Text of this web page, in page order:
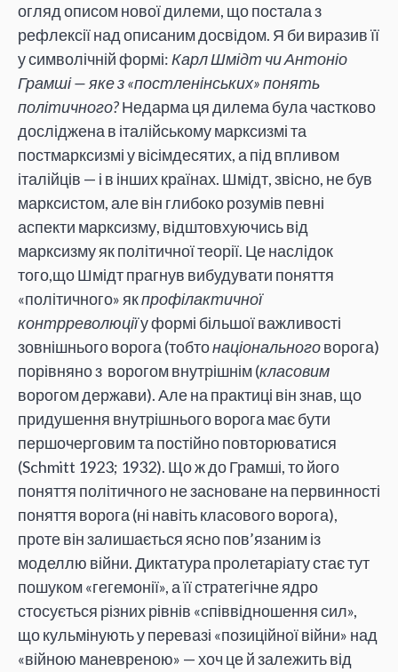
огляд описом нової дилеми, що постала з
рефлексії над описаним досвідом. Я би виразив її
у символічній формі:Карл Шмідт чи Антоніо
Грамші — яке з «постленінських» понять
політичного?Недарма ця дилема була частково
досліджена в італійському марксизмі та
постмарксизмі у вісімдесятих, а під впливом
італійців — і в інших країнах. Шмідт, звісно, не був
марксистом, але він глибоко розумів певні
аспекти марксизму, відштовхуючись від
марксизму як політичної теорії. Це наслідок
того,що Шмідт прагнув вибудувати поняття
«політичного» якпрофілактичної
контрреволюціїу формі більшої важливості
зовнішнього ворога (тобтонаціональноговорога)
порівняно з ворогом внутрішнім (класовим
ворогом держави). Але на практиці він знав, що
придушення внутрішнього ворога має бути
першочерговим та постійно повторюватися
(Schmitt 1923; 1932). Що ж до Грамші, то його
поняття політичного не засноване на первинності
поняття ворога (ні навіть класового ворога),
проте він залишається ясно пов’язаним із
моделлю війни. Диктатура пролетаріату стає тут
пошуком «гегемонії», а її стратегічне ядро
стосується різних рівнів «співвідношення сил»,
що кульмінують у перевазі «позиційної війни» над
«війною маневреною» — хоч це й залежить від